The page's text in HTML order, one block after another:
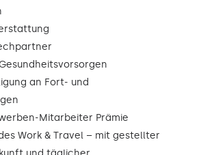
an Fort- und
Mitarbeiter Prämie
Work & Travel – mit gestellter